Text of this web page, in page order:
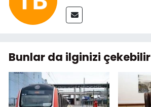
Bunlar da ilginizi çekebilir